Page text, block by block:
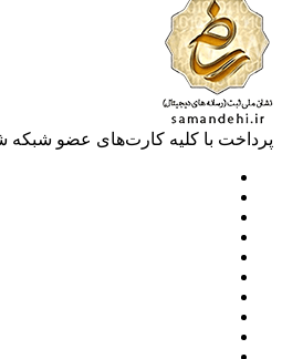
با کلیه کارت‌های عضو شبکه شتاب